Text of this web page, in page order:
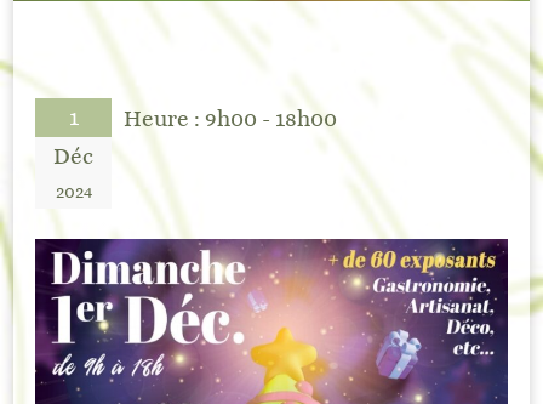
1
Déc
2024
Heure : 9h00 - 18h00